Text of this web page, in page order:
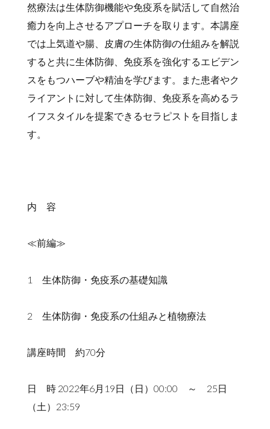
然療法は生体防御機能や免疫系を賦活して自然治
癒力を向上させるアプローチを取ります。本講座
では上気道や腸、皮膚の生体防御の仕組みを解説
すると共に生体防御、免疫系を強化するエビデン
スをもつハーブや精油を学びます。また患者やク
ライアントに対して生体防御、免疫系を高めるラ
イフスタイルを提案できるセラピストを目指しま
す。
内 容
≪前編≫
1 生体防御・免疫系の基礎知識
2 生体防御・免疫系の仕組みと植物療法
講座時間 約70分
日 時 2022年6月19日（日）00:00 ～ 25日
（土）23:59